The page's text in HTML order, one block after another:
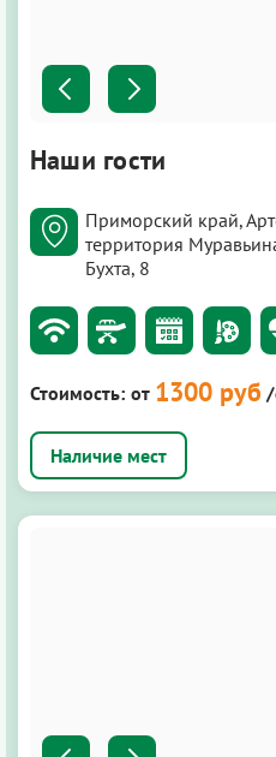
Наши гости
Приморский край,
территория
Бухта, 8
Стоимость: от 1300 руб /